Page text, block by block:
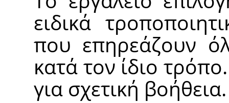
ειδικά
που επηρεάζουν
κατά τον ίδιο
για σχετική βοήθεια.